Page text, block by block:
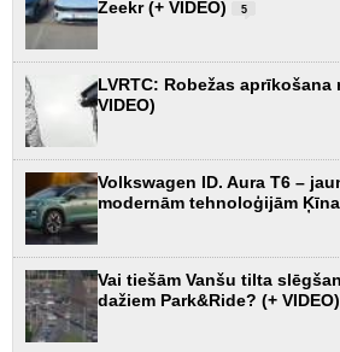
Zeekr (+ VIDEO) 5
LVRTC: Robežas
VIDEO)
Volkswagen ID. Aura T6 –
modernām tehnoloģijām
Vai tiešām Vanšu tilta
dažiem Park&Ride? (+ VIDEO)